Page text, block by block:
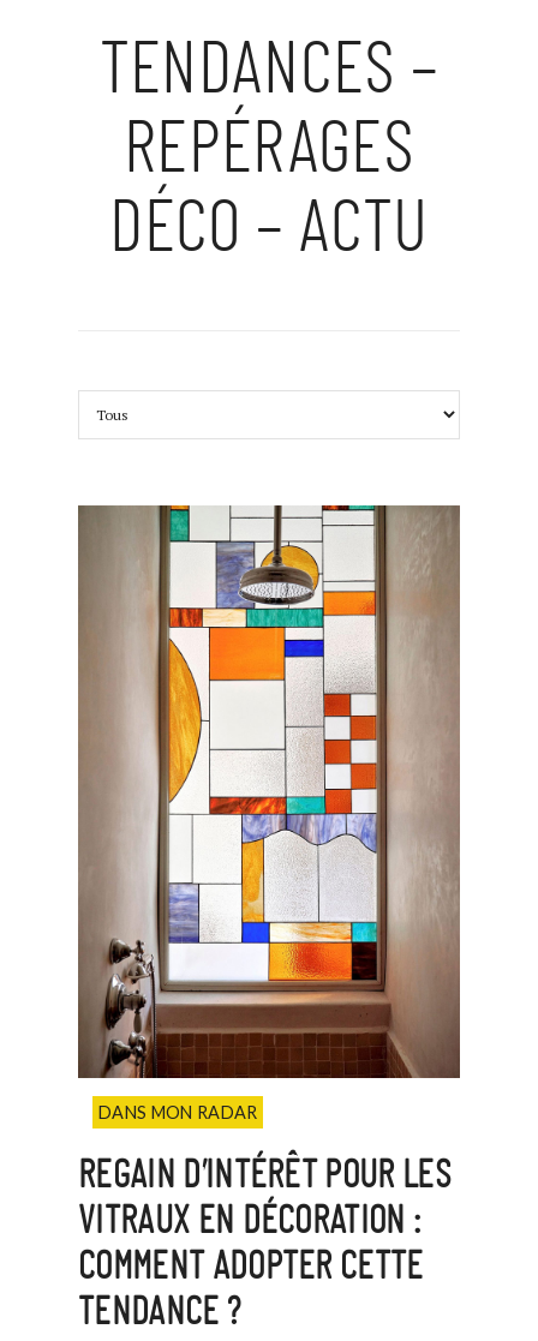
TENDANCES –
REPÉRAGES
DÉCO – ACTU
DANS MON RADAR
REGAIN D’INTÉRÊT POUR LES
VITRAUX EN DÉCORATION :
COMMENT ADOPTER CETTE
TENDANCE ?